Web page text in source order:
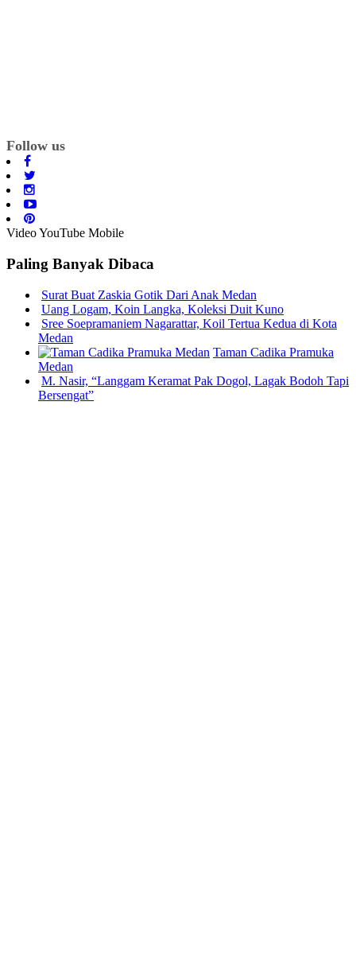
Follow us
Video YouTube Mobile
Paling Banyak Dibaca
Surat Buat Zaskia Gotik Dari Anak Medan
Uang Logam, Koin Langka, Koleksi Duit Kuno
Sree Soepramaniem Nagarattar, Koil Tertua Kedua di Kota
Medan
Taman Cadika Pramuka
Medan
M. Nasir, “Langgam Keramat Pak Dogol, Lagak Bodoh Tapi
Bersengat”